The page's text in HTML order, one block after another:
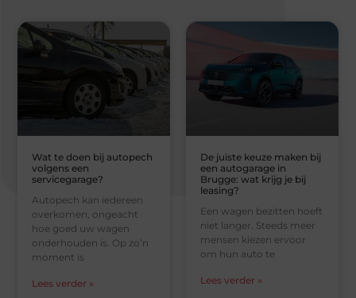
Wat te doen bij autopech
volgens een
servicegarage?
Autopech kan iedereen
overkomen, ongeacht
hoe goed uw wagen
onderhouden is. Op zo’n
moment is
Lees verder »
De juiste keuze maken bij
een autogarage in
Brugge: wat krijg je bij
leasing?
Een wagen bezitten hoeft
niet langer. Steeds meer
mensen kiezen ervoor
om hun auto te
Lees verder »